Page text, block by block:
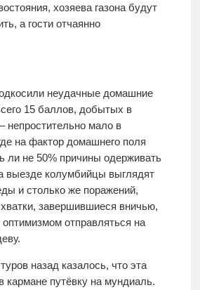
хозяева газона будут
а гости отчаянно
неудачные домашние
15 баллов, добытых в
непростительно мало в
на фактор домашнего поля
ли не 50% причины одерживать
выезде колумбийцы выглядят
и столько же поражений,
завершившиеся вничью,
отправляться на
назад казалось, что эта
кармане путёвку на мундиаль.